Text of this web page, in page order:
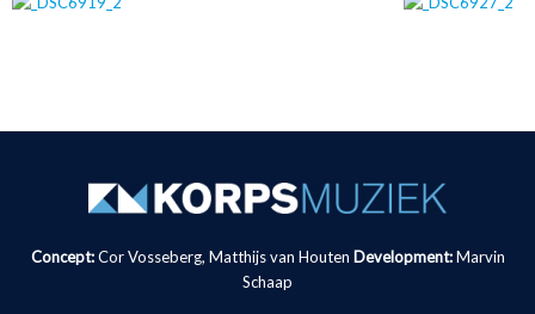
Concept:Cor Vosseberg, Matthijs van Houten Development: Marvin
Schaap